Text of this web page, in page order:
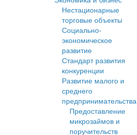
Нестационарные
торговые объекты
Социально-
экономическое
развитие
Стандарт развития
конкуренции
Развитие малого и
среднего
предпринимательства
Предоставление
микрозаймов и
поручительств